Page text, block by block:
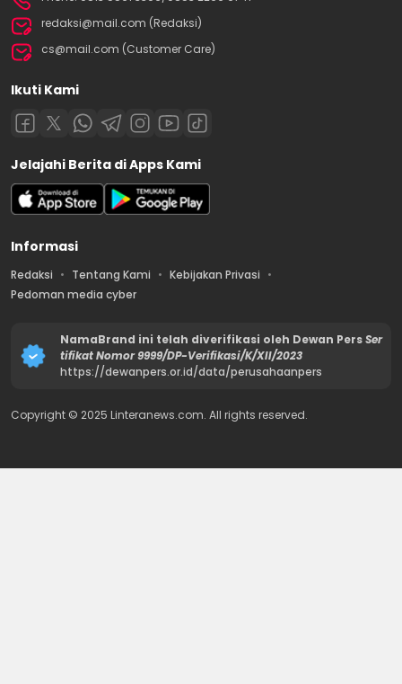
redaksi@mail.com (Redaksi)
cs@mail.com (Customer Care)
Ikuti Kami
Jelajahi Berita di Apps Kami
Informasi
Redaksi Tentang Kami
Kebijakan Privasi
Pedoman media cyber
NamaBrand ini telah diverifikasi oleh Dewan PersSer
tifikat Nomor 9999/DP-Verifikasi/K/XII/2023
https://dewanpers.or.id/data/perusahaanpers
Copyright © 2025 Linteranews.com. All rights reserved.